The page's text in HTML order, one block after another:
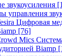
звукоусиления
управления
Цифровая
[76]
Mics
Biamp